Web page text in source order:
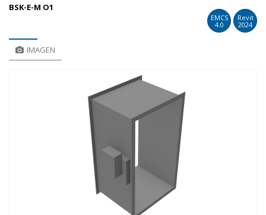
BSK-E-M O1
EMCS
4.0
Revit
2024
IMAGEN